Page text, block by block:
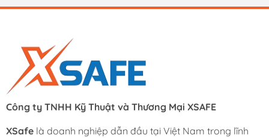
Công ty TNHH Kỹ Thuật và Thương Mại XSAFE
XSafe là doanh nghiệp dẫn đầu tại Việt Nam trong lĩnh